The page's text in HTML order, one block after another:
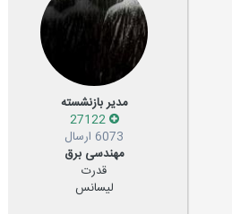
مدیر بازنشسته
27122
6073 ارسال
مهندسی برق
قدرت
لیسانس